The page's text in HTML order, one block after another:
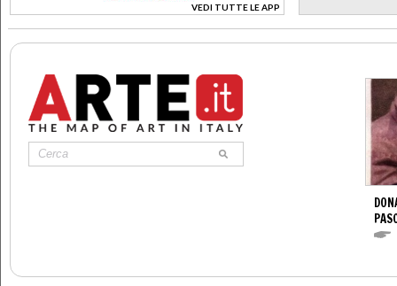
VEDI TUTTE LE APP
>